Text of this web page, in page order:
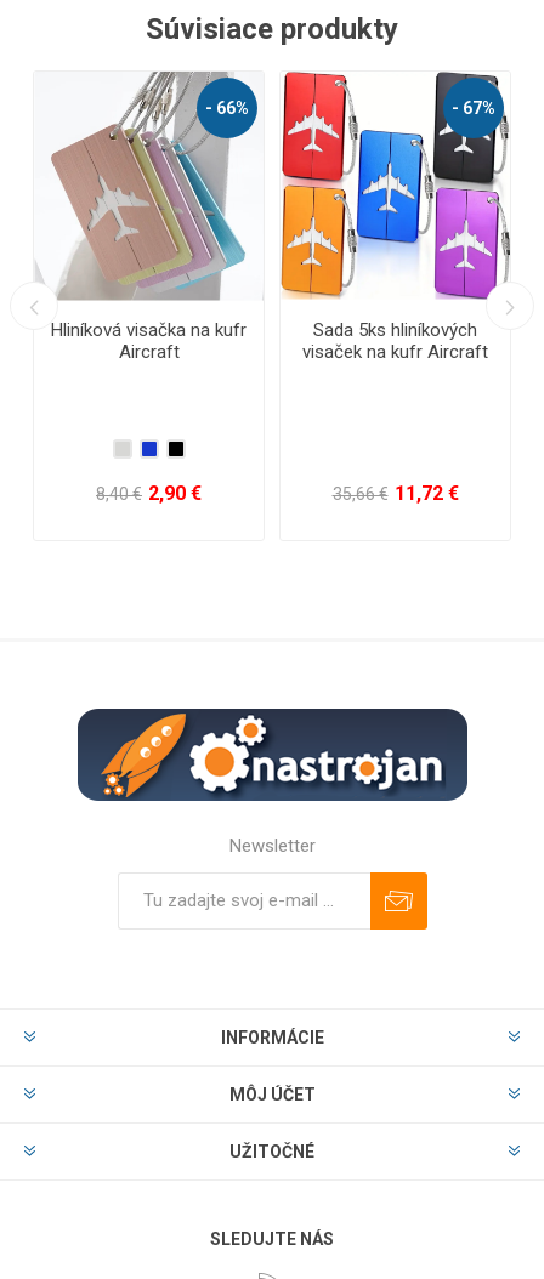
Súvisiace produkty
- 66%
Hliníková visačka na kufr
Aircraft
8,40 € 2,90 €
- 67%
Sada 5ks hliníkových
visaček na kufr Aircraft
35,66 € 11,72 €
Newsletter
INFORMÁCIE
MÔJ ÚČET
UŽITOČNÉ
SLEDUJTE NÁS